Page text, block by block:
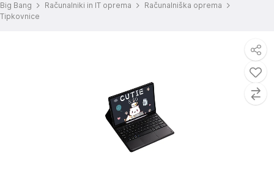
Big Bang Računalniki in IT oprema
Računalniška oprema
Tipkovnice